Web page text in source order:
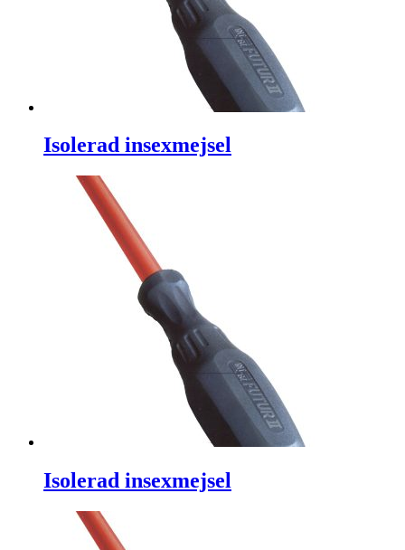
Isolerad insexmejsel
Isolerad insexmejsel